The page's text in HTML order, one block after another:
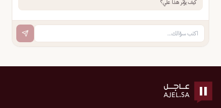
كيف يؤثر هذا علي؟